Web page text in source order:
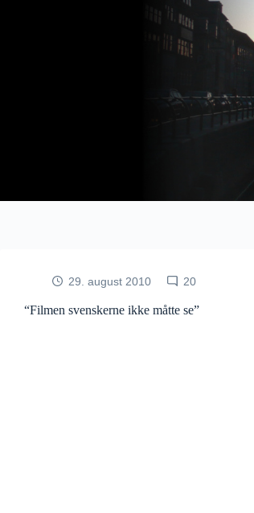
29. august 2010 20
“Filmen svenskerne ikke måtte se”